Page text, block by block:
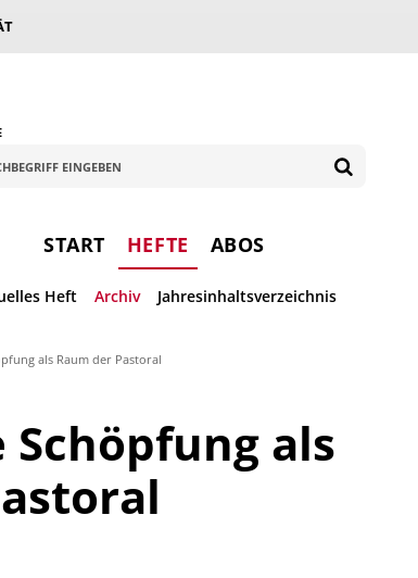
START HEFTE ABOS
Heft Archiv Jahresinhaltsverzeichnis
als Raum der Pastoral
Schöpfung als